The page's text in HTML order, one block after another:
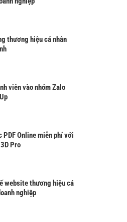
thương hiệu cá nhân
viên vào nhóm Zalo
PDF Online miễn phí với
Pro
website thương hiệu cá
nghiệp